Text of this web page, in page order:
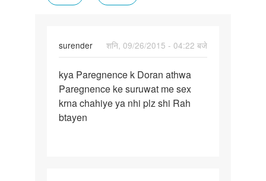
surender
शनि, 09/26/2015 - 04:22 बजे
kya
Paregnence
k
Doran
kya Paregnence k Doran athwa
Paregnence ke suruwat me sex
krna chahiye ya nhi plz shi Rah
btayen